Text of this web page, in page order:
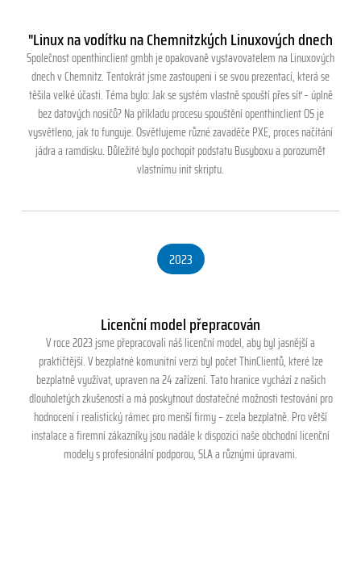
"Linux na vodítku na Chemnitzkých Linuxových dnech
Společnost openthinclient gmbh je opakovaně vystavovatelem na Linuxových
dnech v Chemnitz. Tentokrát jsme zastoupeni i se svou prezentací, která se
těšila velké účasti. Téma bylo: Jak se systém vlastně spouští přes síť – úplně
bez datových nosičů? Na příkladu procesu spouštění openthinclient OS je
vysvětleno, jak to funguje. Osvětlujeme různé zavaděče PXE, proces načítání
jádra a ramdisku. Důležité bylo pochopit podstatu Busyboxu a porozumět
vlastnímu init skriptu.
2023
Licenční model přepracován
V roce 2023 jsme přepracovali náš licenční model, aby byl jasnější a
praktičtější. V bezplatné komunitní verzi byl počet ThinClientů, které lze
bezplatně využívat, upraven na 24 zařízení. Tato hranice vychází z našich
dlouholetých zkušeností a má poskytnout dostatečné možnosti testování pro
hodnocení i realistický rámec pro menší firmy – zcela bezplatně. Pro větší
instalace a firemní zákazníky jsou nadále k dispozici naše obchodní licenční
modely s profesionální podporou, SLA a různými úpravami.